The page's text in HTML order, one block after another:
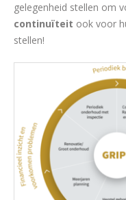
gelegenheid stellen om
continuïteit ook voor
stellen!